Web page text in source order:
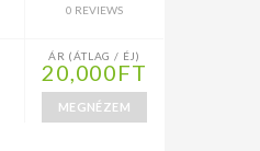
0 REVIEWS
ÁR (ÁTLAG / ÉJ)
20,000FT
MEGNÉZEM